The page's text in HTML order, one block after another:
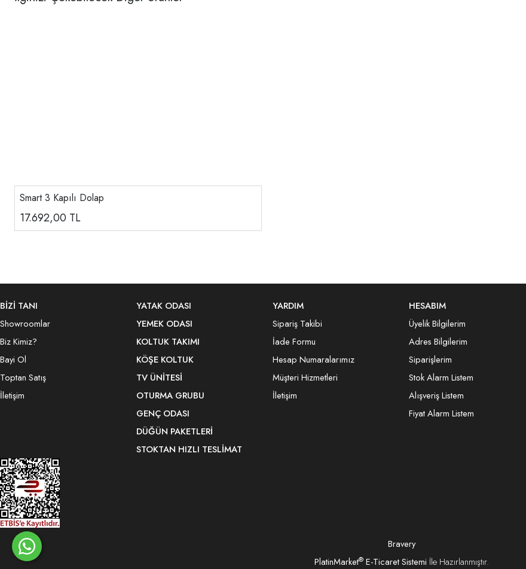
Smart 3 Kapılı Dolap
17.692,00 TL
BİZİ TANI
Showroomlar
Biz Kimiz?
Bayi Ol
Toptan Satış
İletişim
YATAK ODASI
YEMEK ODASI
KOLTUK TAKIMI
KÖŞE KOLTUK
TV ÜNITESI
OTURMA GRUBU
GENÇ ODASI
DÜĞÜN PAKETLERI
STOKTAN HIZLI TESLIMAT
YARDIM
Sipariş Takibi
İade Formu
Hesap Numaralarımız
Müşteri Hizmetleri
İletişim
HESABIM
Üyelik Bilgilerim
Adres Bilgilerim
Siparişlerim
Stok Alarm Listem
Alışveriş Listem
Fiyat Alarm Listem
Bravery
PlatinMarket® E-Ticaret Sistemi İle Hazırlanmıştır.